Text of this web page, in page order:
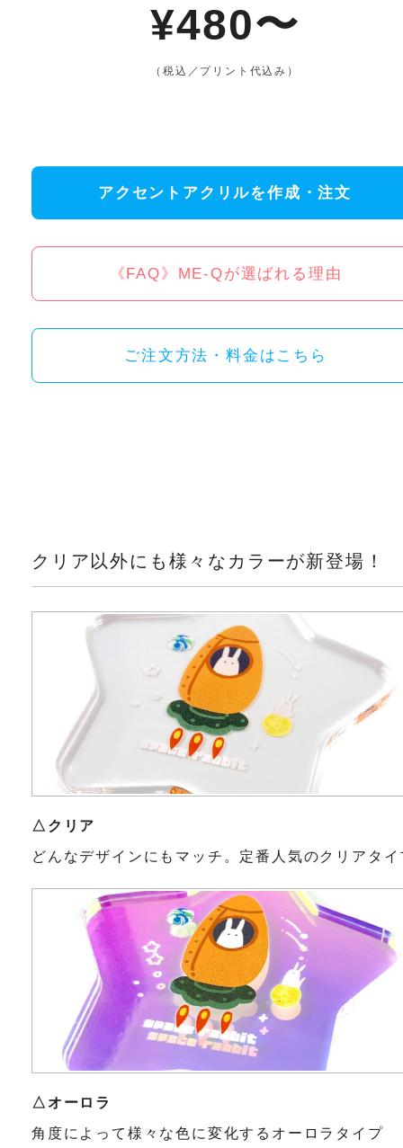
¥480〜
（税込／プリント代込み）
アクセントアクリルを作成・注文
《FAQ》ME-Qが選ばれる理由
ご注文方法・料金はこちら
クリア以外にも様々なカラーが新登場！
△クリア
どんなデザインにもマッチ。定番人気のクリアタイ
△オーロラ
角度によって様々な色に変化するオーロラタイプ